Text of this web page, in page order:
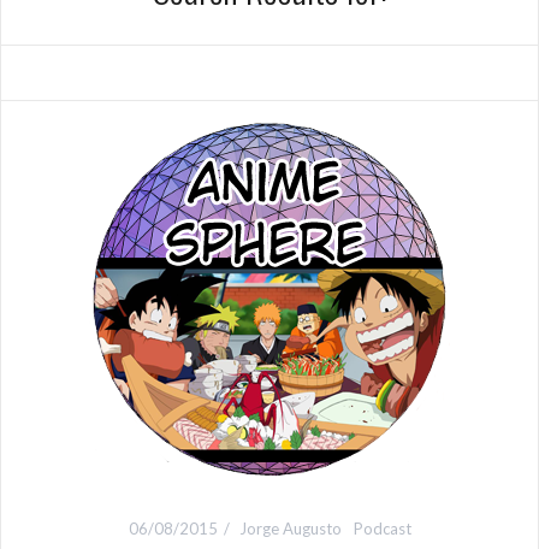
06/08/2015 Jorge Augusto Podcast